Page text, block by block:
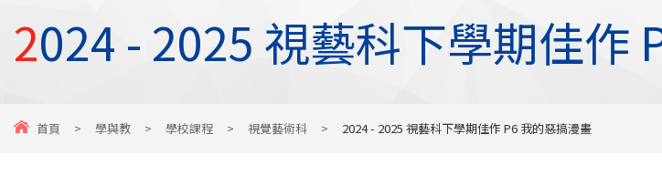
2024 - 2025 視藝科下學期佳作
首頁 > 學與教 > 學校課程 > 視覺藝術科 > 2024 - 2025 視藝科下學期佳作 P6 我的惡搞漫畫